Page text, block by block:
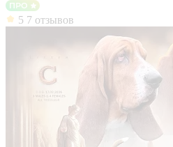
5 7 отзывов